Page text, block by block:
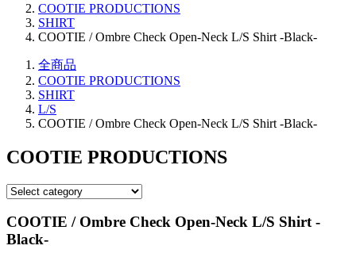
COOTIE PRODUCTIONS
SHIRT
COOTIE / Ombre Check Open-Neck L/S Shirt -Black-
全商品
COOTIE PRODUCTIONS
SHIRT
L/S
COOTIE / Ombre Check Open-Neck L/S Shirt -Black-
COOTIE PRODUCTIONS
COOTIE / Ombre Check Open-Neck L/S Shirt -
Black-